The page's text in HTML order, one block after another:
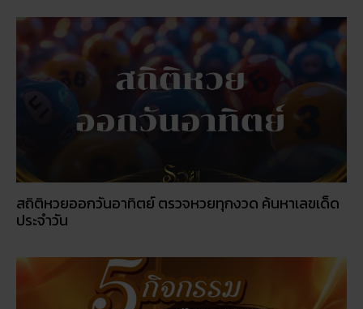
สถิติหวยออกวันอาทิตย์ ตรวจหวยทุกงวด ค้นหาเลขเด็ด
ประจำวัน